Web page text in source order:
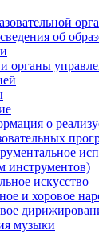
об
органы
о
инструментов)
искусство
и хоровое
музыки